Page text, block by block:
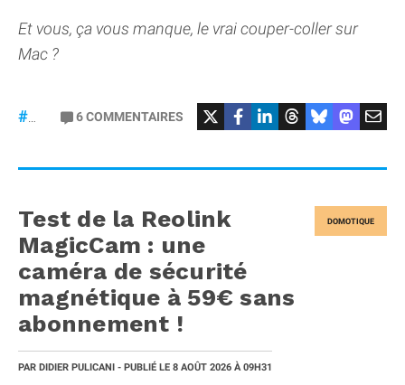
Et vous, ça vous manque, le vrai couper-coller sur
Mac ?
#macOS 6COMMENTAIRES
DOMOTIQUE
Test de la Reolink
MagicCam : une
caméra de sécurité
magnétique à 59€ sans
abonnement !
PAR DIDIER PULICANI - PUBLIÉ LE 8 AOÛT 2026 À 09H31